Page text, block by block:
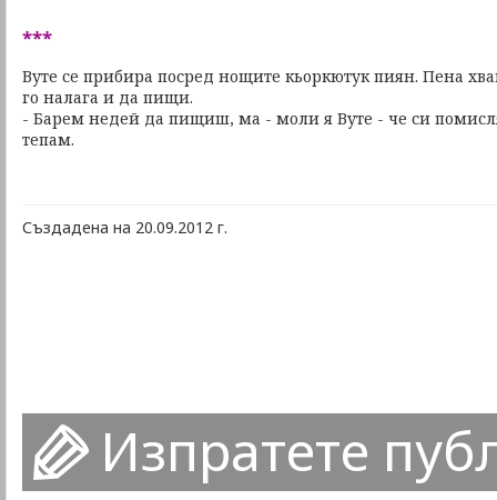
***
Вуте се прибира посред нощите кьоркютук пиян. Пена
го налага и да пищи.
- Барем недей да пищиш, ма - моли я Вуте - че си
тепам.
Създадена на 20.09.2012 г.
Изпратете